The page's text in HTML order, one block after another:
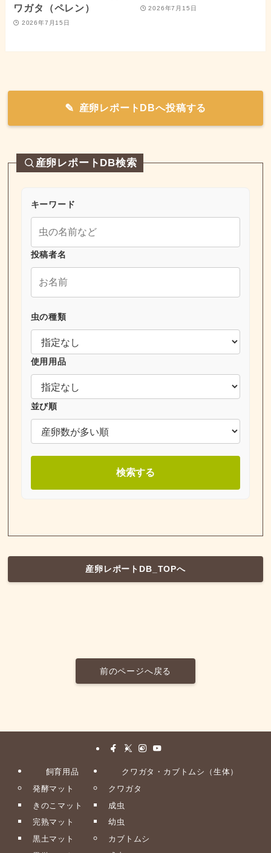
ワガタ（ペレン）
2026年7月15日
2026年7月15日
産卵レポートDBへ投稿する
産卵レポートDB検索
キーワード
投稿者名
虫の種類
使用用品
並び順
検索する
産卵レポートDB_TOPへ
前のページへ戻る
飼育用品
発酵マット
きのこマット
完熟マット
黒土マット
クワガタ・カブトムシ（生体）
クワガタ
成虫
幼虫
カブトムシ